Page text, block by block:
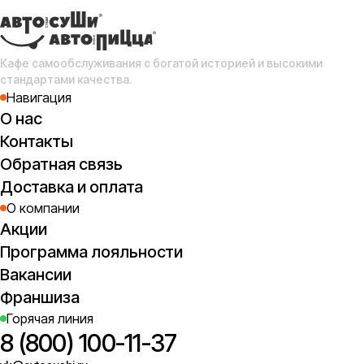
Кафе самообслуживания с богатой историей и высокими
стандартами качества.
Навигация
О нас
Контакты
Обратная связь
Доставка и оплата
О компании
Акции
Программа лояльности
Вакансии
Франшиза
Горячая линия
8 (800) 100-11-37